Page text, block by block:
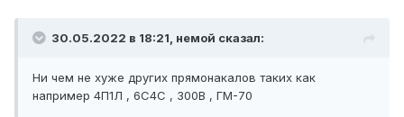
30.05.2022 в 18:21, немой сказал:
Ни чем не хуже других прямонакалов таких как
например 4П1Л , 6С4С , 300В , ГМ-70